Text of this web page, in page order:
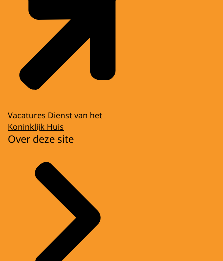
Vacatures Dienst van het
Koninklijk Huis
Over deze site